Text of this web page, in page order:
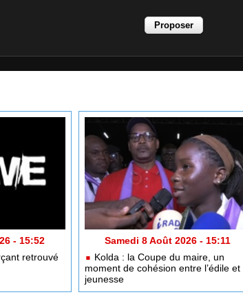
- 15:52
retrouvé
Samedi 8 Août 2026 - 15:11
Kolda : la Coupe du maire, un
moment de cohésion entre l’édile et
jeunesse